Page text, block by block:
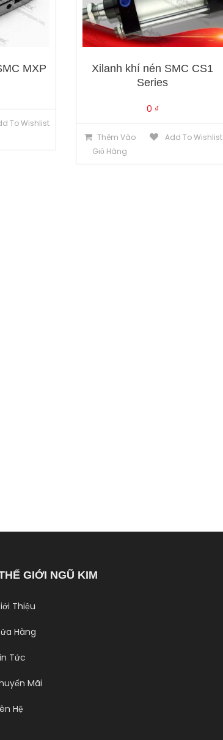
MXP
To Wishlist
Xilanh khí nén SMC CS1
Series
0 ₫
Thêm Vào
Giỏ Hàng
Add To Wishlist
GIỚI NGŨ KIM
Thiệu
Hàng
Tức
Mãi
Hệ